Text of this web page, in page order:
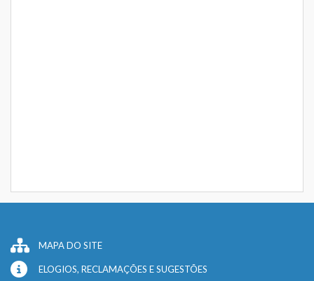
MAPA DO SITE
ELOGIOS, RECLAMAÇÕES E SUGESTÕES